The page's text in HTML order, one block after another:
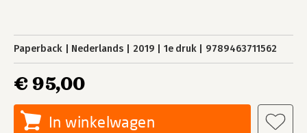
Paperback Nederlands 2019 1e druk 9789463711562
€ 95,00
In winkelwagen